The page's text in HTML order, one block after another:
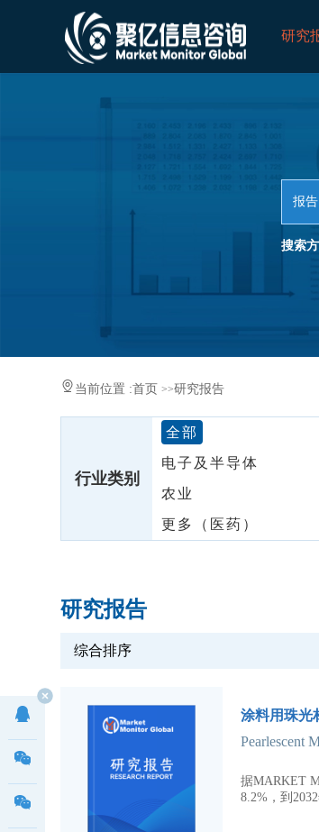
研究
报告
搜索方
当前位置 :首页>>研究报告
行业类别
全部
电子及半导体
农业
更多（医药）
研究报告
综合排序
涂料用珠光
Pearlescent
据MARKET
8.2%，到